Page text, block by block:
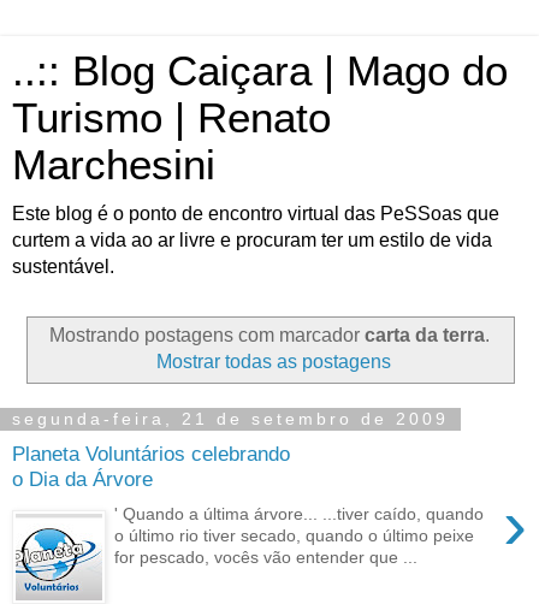
..:: Blog Caiçara | Mago do
Turismo | Renato
Marchesini
Este blog é o ponto de encontro virtual das PeSSoas que
curtem a vida ao ar livre e procuram ter um estilo de vida
sustentável.
Mostrando postagens com marcador carta da terra.
Mostrar todas as postagens
segunda-feira, 21 de setembro de 2009
Planeta Voluntários celebrando
o Dia da Árvore
›
' Quando a última árvore... ...tiver caído, quando
o último rio tiver secado, quando o último peixe
for pescado, vocês vão entender que ...